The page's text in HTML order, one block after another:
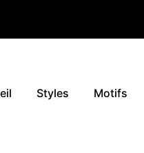
Styles Motifs